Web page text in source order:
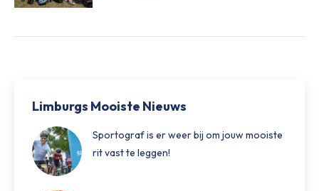
Limburgs Mooiste Nieuws
Sportograf is er weer bij om jouw mooiste
rit vast te leggen!